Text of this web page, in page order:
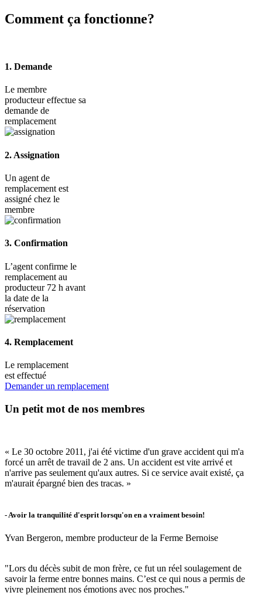
Comment ça fonctionne?
1. Demande
Le membre
producteur effectue sa
demande de
remplacement
2. Assignation
Un agent de
remplacement est
assigné chez le
membre
3. Confirmation
L’agent confirme le
remplacement au
producteur 72 h avant
la date de la
réservation
4. Remplacement
Le remplacement
est effectué
Demander un remplacement
Un petit mot de nos membres
« Le 30 octobre 2011, j'ai été victime d'un grave accident qui m'a
forcé un arrêt de travail de 2 ans. Un accident est vite arrivé et
n'arrive pas seulement qu'aux autres. Si ce service avait existé, ça
m'aurait épargné bien des tracas. »
- Avoir la tranquilité d'esprit lorsqu'on en a vraiment besoin!
Yvan Bergeron, membre producteur de la Ferme Bernoise
"Lors du décès subit de mon frère, ce fut un réel soulagement de
savoir la ferme entre bonnes mains. C’est ce qui nous a permis de
vivre pleinement nos émotions avec nos proches."